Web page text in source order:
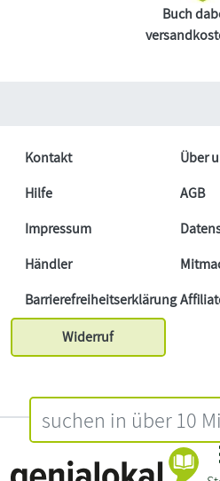
Buch
Kontakt
Über
Hilfe
AGB
Impressum
Händler
Barrierefreiheitserklärung
Widerruf